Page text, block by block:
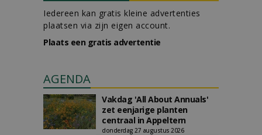
Iedereen kan gratis kleine advertenties
plaatsen via zijn eigen account.
Plaats een gratis advertentie
AGENDA
Vakdag 'All About Annuals'
zet eenjarige planten
centraal in Appeltern
donderdag 27 augustus 2026